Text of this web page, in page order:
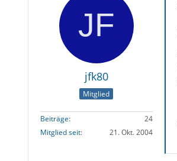
jfk80
Mitglied
Beiträge
24
Mitglied seit
21. Okt. 2004